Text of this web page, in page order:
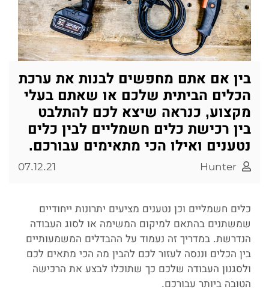
בין אם אתם מחפשים לבנות את ערכת
הכלים הביתית שלכם או שאתם בעלי
מקצוע, כנראה שיצא לכם להתלבט
בין רכישת כלים חשמליים לבין כלים
נטענים ואילו הכי מתאימים עבורכם.
Hunter
07.12.21
כלים חשמליים וכן נטענים מציעים יתרונות ייחודיים
שמשתנים בהתאם למיקום המשימה או לסוג העבודה
הנדרשת. במדריך זה נעמוד על ההבדלים המשמעותיים
בין הכלים וננסה לעזור לכם להבין מה הכי מתאים לכם
ולסגנון העבודה שלכם כך שתוכלו לבצע את הרכישה
הטובה ביותר עבורכם.